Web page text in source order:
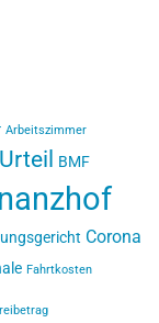
Arbeitszimmer
BMF
Corona
Fahrtkosten